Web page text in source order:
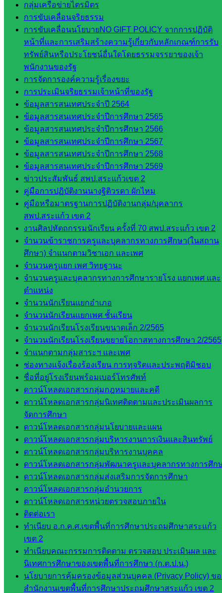
กลุ่มเครือข่ายไตรมิตร
การขับเคลื่อนจริยธรรม
การขับเคลื่อนนโยบายNO GIFT POLICY จากการปฏิบัติ
หน้าที่และการเสริมสร้างความรู้เกี่ยวกับหลักเกณฑ์การรับ
ทรัพย์สินหรือประโยชน์อื่นใดโดยธรรมจรรยาของเจ้า
พนักงานของรัฐ
การจัดการองค์ความรู้เรื่องขยะ
การประเมินจริยธรรมเจ้าหน้าที่ของรัฐ
ข้อมูลสารสนเทศประจำปี 2564
ข้อมูลสารสนเทศประจำปีการศึกษา 2565
ข้อมูลสารสนเทศประจำปีการศึกษา 2566
ข้อมูลสารสนเทศประจำปีการศึกษา 2567
ข้อมูลสารสนเทศประจำปีการศึกษา 2568
ข้อมูลสารสนเทศประจำปีการศึกษา 2569
ข่าวประสัมพันธ์ สพป.สระแก้วเขต 2
คู่มือการปฏิบัติงานนางฐิติวรดา ผักไหม
คู่มือหรือมาตรฐานการปฏิบัติงานกลุ่ม/บุคลากร
สพป.สระแก้ว เขต 2
งานศิลปหัตถกรรมนักเรียน ครั้งที่ 70 สพป.สระแก้ว เขต 2
จำนวนข้าราชการครูและบุคลากรทางการศึกษา(ในสถาน
ศึกษา) จำแนกตามวิชาเอก และเพศ
จำนวนครูแยก เพศ วิทยฐานะ
จำนวนครูและบุคลากรทางการศึกษารายโรง แยกเพศ และ
ตำแหน่ง
จำนวนนักเรียนแยกอำเภอ
จำนวนนักเรียนแยกเพศ ชั้นเรียน
จำนวนนักเรียนโรงเรียนขนาดเล็ก 2/2565
จำนวนนักเรียนโรงเรียนขยายโอกาสทางการศึกษา 2/2565
จำแนกตามกลุ่มสาระฯ และเพศ
ช่องทางแจ้งเรื่องร้องเรียน การทุจริตและประพฤติมิชอบ
ชื่อที่อยู่โรงเรียนพร้อมเบอร์โทรศัพท์
ดาวน์โหลดเอกสารกลุ่มกฎหมายและคดี
ดาวน์โหลดเอกสารกลุ่มนิเทศติดตามและประเมินผลการ
จัดการศึกษา
ดาวน์โหลดเอกสารกลุ่มนโยบายและแผน
ดาวน์โหลดเอกสารกลุ่มบริหารงานการเงินและสินทรัพย์
ดาวน์โหลดเอกสารกลุ่มบริหารงานบุคคล
ดาวน์โหลดเอกสารกลุ่มพัฒนาครูและบุคลากรทางการศึก
ดาวน์โหลดเอกสารกลุ่มส่งเสริมการจัดการศึกษา
ดาวน์โหลดเอกสารกลุ่มอำนวยการ
ดาวน์โหลดเอกสารหน่วยตรวจสอบภายใน
ติดต่อเรา
ทำเนียบ อ.ก.ค.ศ.เขตพื้นที่การศึกษาประถมศึกษาสระแก้ว
เขต 2
ทำเนียบคณะกรรมการติดตาม ตรวจสอบ ประเมินผล และ
นิเทศการศึกษาของเขตพื้นที่การศึกษา (ก.ต.ป.น.)
นโยบายการคุ้มครองข้อมูลส่วนบุคคล (Privacy Policy) ข
สำนักงานเขตพื้นที่การศึกษาประถมศึกษาสระแก้ว เขต 2
คลากรฯ
กลุ่มนิ
เทศ
ติดตาม
และประ
เมินผลฯ
เว็บไซต์
หลักสูตร
ต้าน
ทุจริต
ห้อง
นิเทศ
ศน.นิพนธ์
พรมพิไล
ห้อง
นิเทศ
ศน.ชยา
ธิศ/
ศน.อัญชลี
ห้อง
นิเทศ
ดร.สราว
ดี เพ็งศรี
โคตร
เว็บไซต์
คณะ
กรรมการ
ก.ต.ป.น.
เว็บไซต์
อ.ค.ก.ศ.เขต
พื้นที่การ
ศึกษา
ดาวน์โหลด
เอกสาร
กลุ่
มอำนวย
การ
กลุ่ม
บริหาร
งานงาน
เงินและ
สินทรัพย์
กลุ่มน